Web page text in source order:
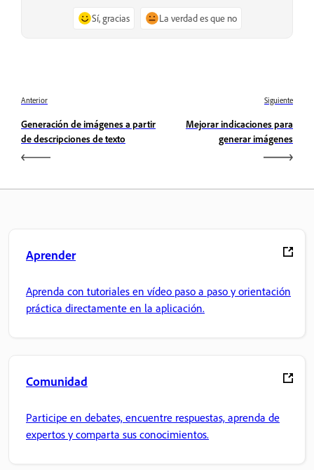
Sí, gracias La verdad es que no
Anterior
Generación de imágenes a partir
de descripciones de texto
Siguiente
Mejorar indicaciones para
generar imágenes
Aprender
Aprenda con tutoriales en vídeo paso a paso y orientación
práctica directamente en la aplicación.
Comunidad
Participe en debates, encuentre respuestas, aprenda de
expertos y comparta sus conocimientos.